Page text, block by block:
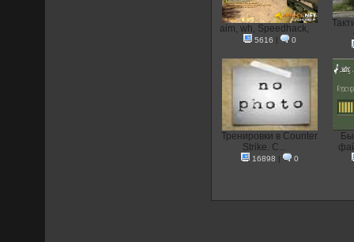
aim, wh, Speedhack,
5616 | 0
Тренировки в Counter
Strike. С...
16898 | 0